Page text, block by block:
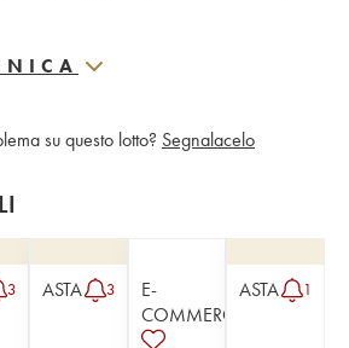
su questo lotto? Segnalacelo
3 ASTA 3
E-
COMMERCE
ASTA 1